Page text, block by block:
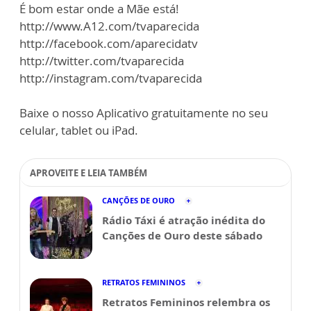
É bom estar onde a Mãe está!
http://www.A12.com/tvaparecida
http://facebook.com/aparecidatv
http://twitter.com/tvaparecida
http://instagram.com/tvaparecida
Baixe o nosso Aplicativo gratuitamente no seu
celular, tablet ou iPad.
APROVEITE E LEIA TAMBÉM
CANÇÕES DE OURO
Rádio Táxi é atração inédita do
Canções de Ouro deste sábado
RETRATOS FEMININOS
Retratos Femininos relembra os